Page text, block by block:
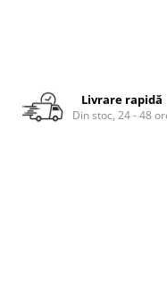
Livrare rapidă
Din stoc, 24 - 48